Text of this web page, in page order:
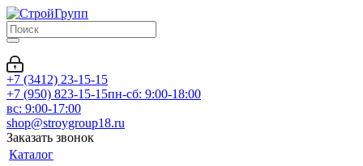
+7 (3412) 23-15-15
+7 (950) 823-15-15пн-сб: 9:00-18:00
вс: 9:00-17:00
shop@stroygroup18.ru
Заказать звонок
Каталог